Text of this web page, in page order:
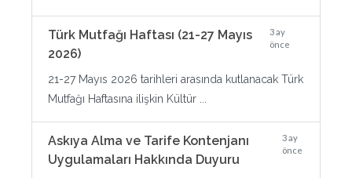
Türk Mutfağı Haftası (21-27 Mayıs
2026)
3 ay
önce
21-27 Mayıs 2026 tarihleri arasında kutlanacak Türk
Mutfağı Haftasına ilişkin Kültür ...
Askıya Alma ve Tarife Kontenjanı
Uygulamaları Hakkında Duyuru
3 ay
önce